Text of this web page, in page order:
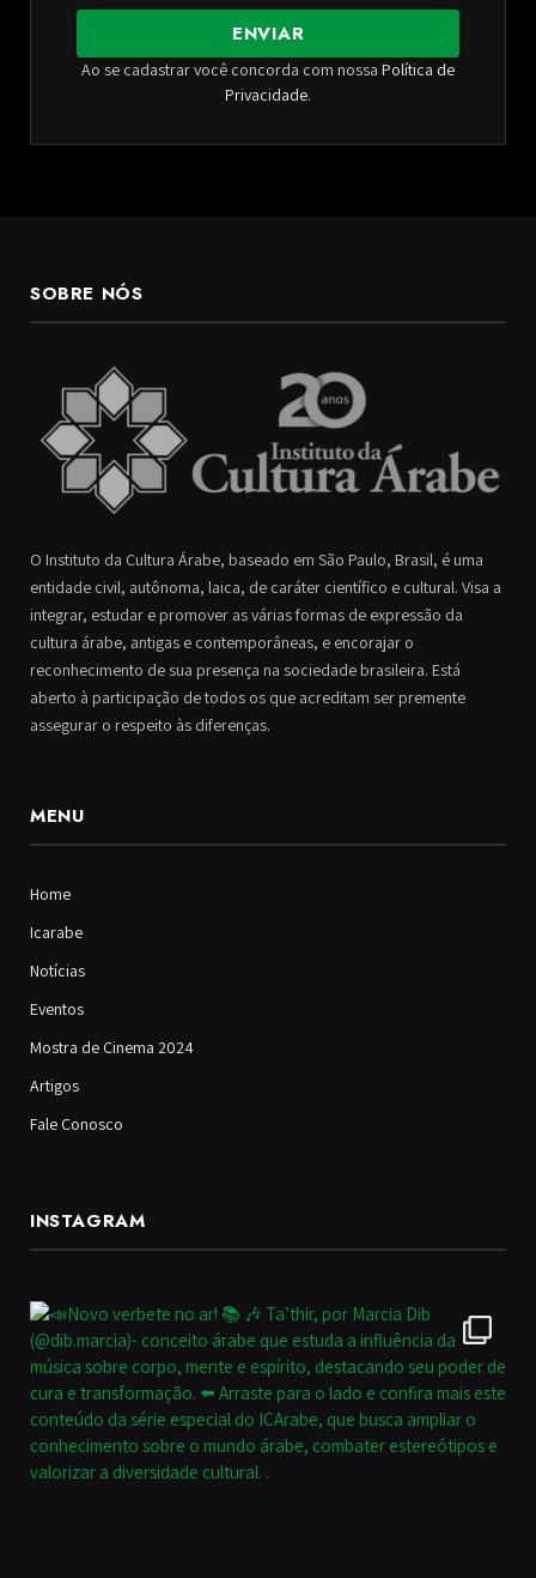
ENVIAR
Ao se cadastrar você concorda com nossa Política de
Privacidade.
SOBRE NÓS
O Instituto da Cultura Árabe, baseado em São Paulo, Brasil, é uma
entidade civil, autônoma, laica, de caráter científico e cultural. Visa a
integrar, estudar e promover as várias formas de expressão da
cultura árabe, antigas e contemporâneas, e encorajar o
reconhecimento de sua presença na sociedade brasileira. Está
aberto à participação de todos os que acreditam ser premente
assegurar o respeito às diferenças.
MENU
Home
Icarabe
Notícias
Eventos
Mostra de Cinema 2024
Artigos
Fale Conosco
INSTAGRAM